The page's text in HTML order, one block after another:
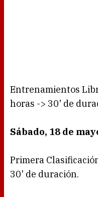
Entrenamientos
horas -> 30' de
Sábado, 18 de
Primera
30' de duración.